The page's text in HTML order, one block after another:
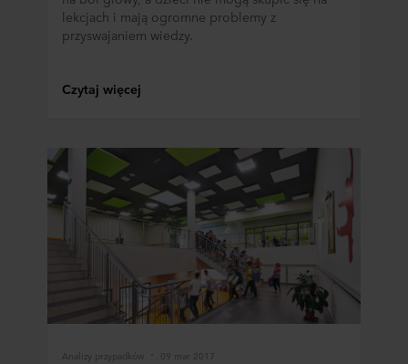
lekcjach i mają ogromne problemy z
przyswajaniem wiedzy.
Czytaj więcej
Analizy przypadków 09 mar 2017